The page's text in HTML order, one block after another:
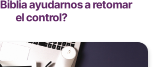
ayudarnos a retomar
el control?